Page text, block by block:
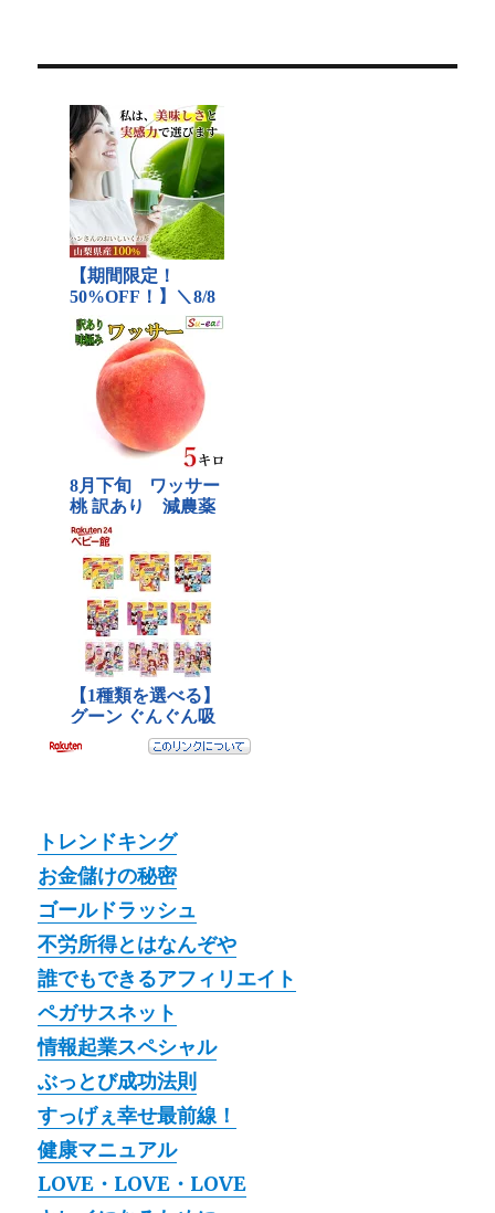
トレンドキング
お金儲けの秘密
ゴールドラッシュ
不労所得とはなんぞや
誰でもできるアフィリエイト
ペガサスネット
情報起業スペシャル
ぶっとび成功法則
すっげぇ幸せ最前線！
健康マニュアル
LOVE・LOVE・LOVE